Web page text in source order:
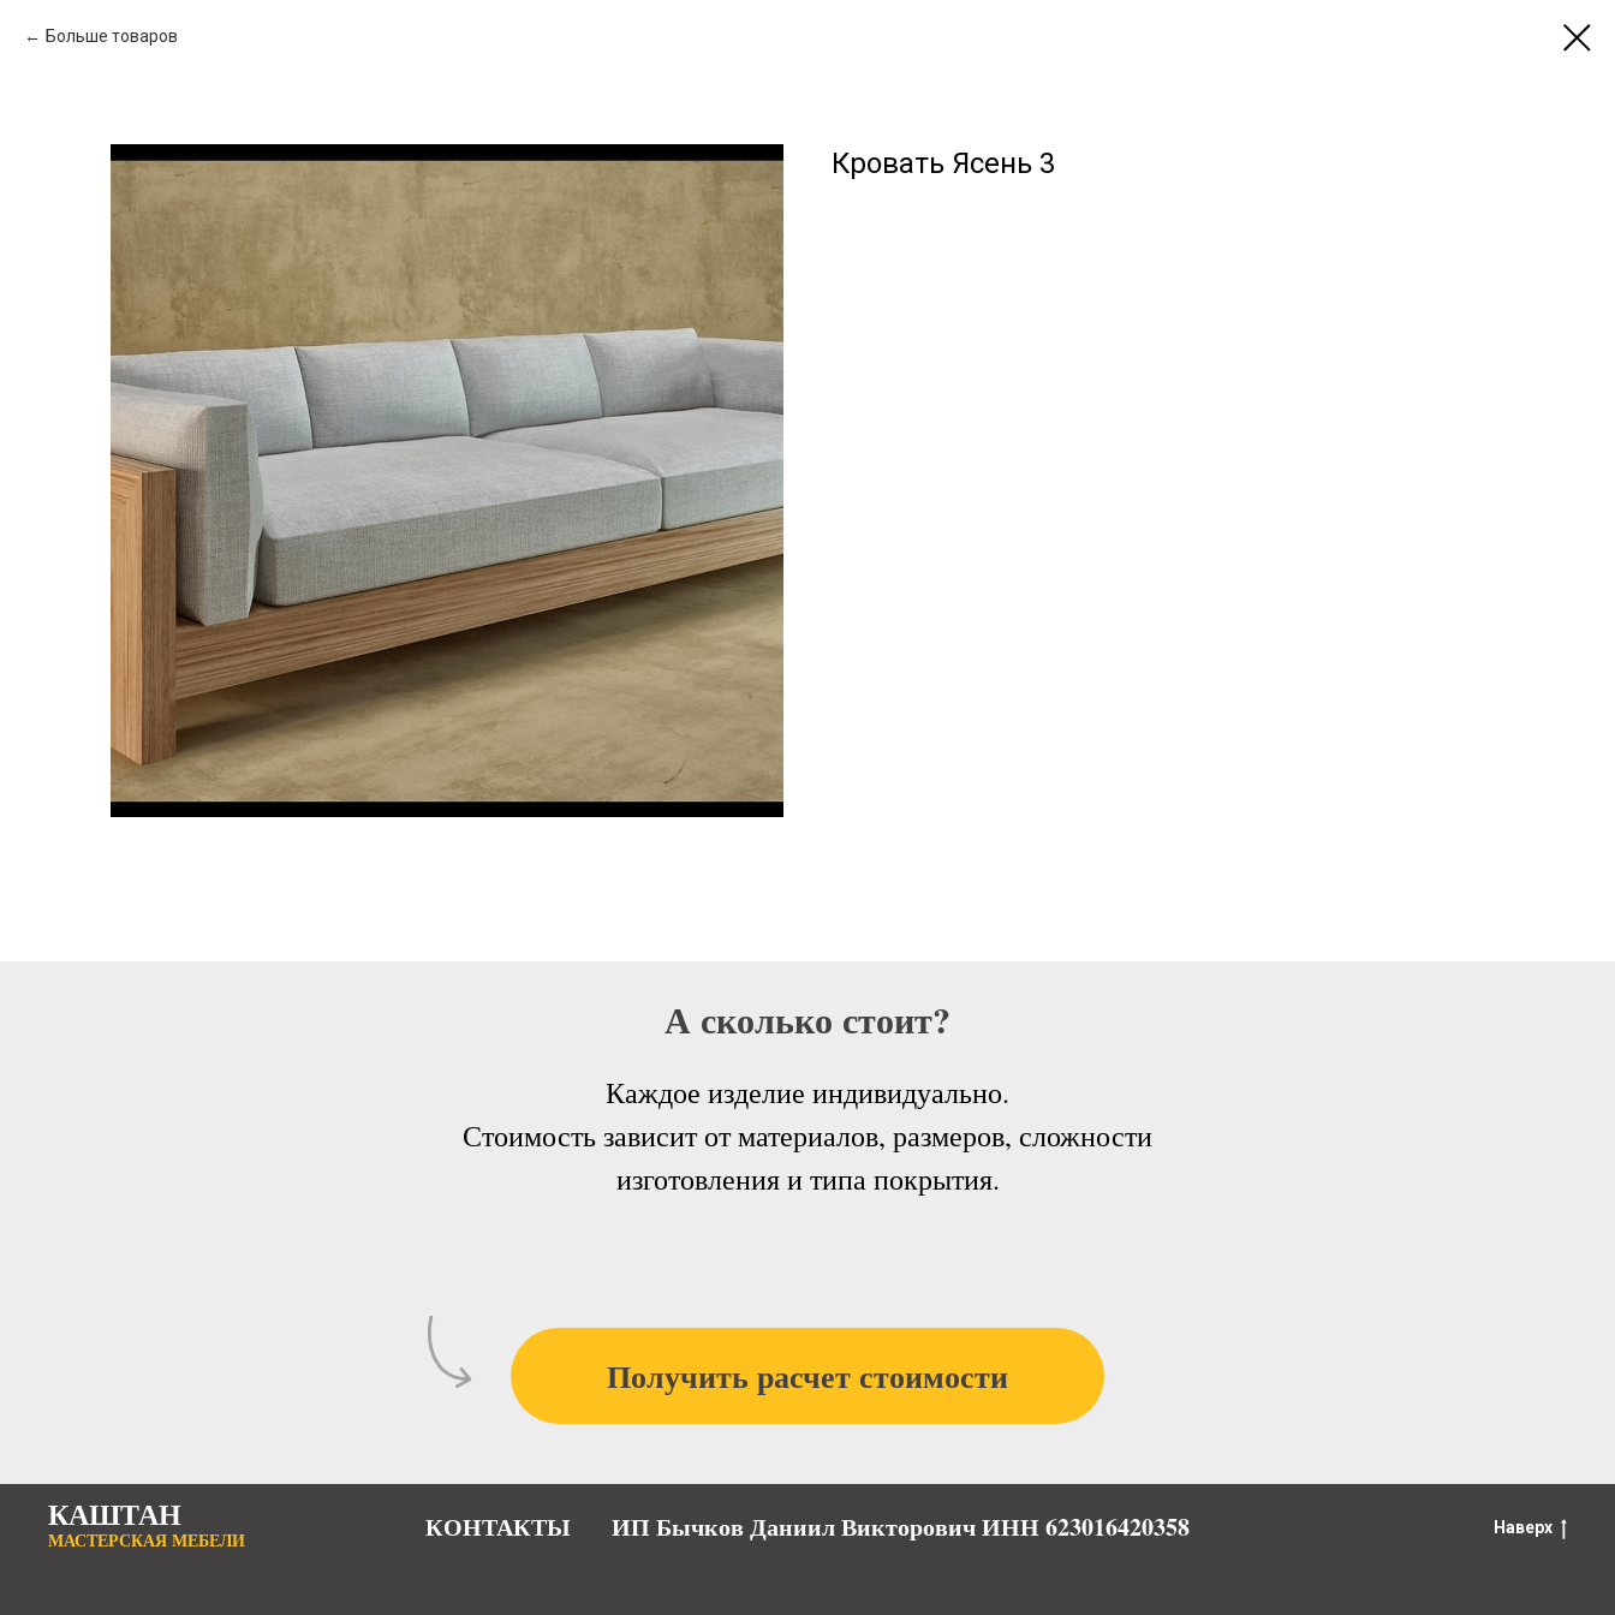
Больше товаров
Кровать Ясень 3
А сколько стоит?
Каждое изделие индивидуально.
Стоимость зависит от материалов, размеров, сложности
изготовления и типа покрытия.
Получить расчет стоимости
КАШТАН
МАСТЕРСКАЯ МЕБЕЛИ КОНТАКТЫ ИП Бычков Даниил Викторович ИНН 623016420358 Наверх